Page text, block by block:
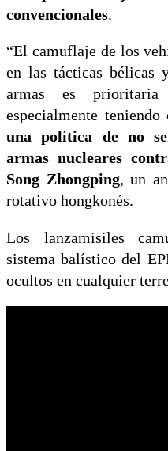
convencionales.
“El camuflaje de los
en las tácticas bélicas
armas es
especialmente teniendo
una política de no
armas nucleares
Song Zhongping, un
rotativo hongkonés.
Los lanzamisiles
sistema balístico del
ocultos en cualquier